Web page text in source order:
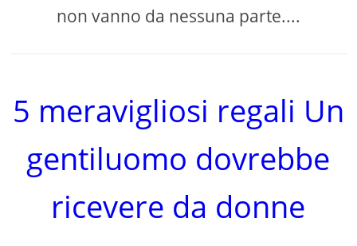
non vanno da nessuna parte....
5 meravigliosi regali Un
gentiluomo dovrebbe
ricevere da donne